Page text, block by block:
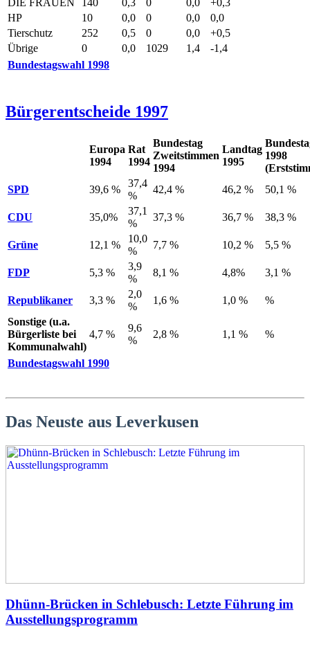
HP
10 0,0 0 0,0
0,0
Tierschutz
252 0,5 0 0,0
+0,5
Übrige
0 0,0 1029 1,4
-1,4
Bundestagswahl 1998
Bürgerentscheide 1997
Europa
1994
Rat
1994
Bundestag
Zweitstimmen
1994
Landtag
1995
1998
SPD
39,6 %
37,4
%
42,4 % 46,2 % 50,1 %
CDU 35,0%
37,1
%
37,3 % 36,7 % 38,3 %
Grüne 12,1 %
10,0
%
7,7 % 10,2 % 5,5 %
FDP 5,3 %
3,9
%
8,1 % 4,8% 3,1 %
Republikaner 3,3 %
2,0
%
1,6 % 1,0 %
%
Sonstige (u.a.
Bürgerliste bei
Kommunalwahl)
4,7 %
9,6
%
2,8 % 1,1 % %
Bundestagswahl 1990
Das Neuste aus Leverkusen
Dhünn-Brücken in Schlebusch: Letzte Führung im
Ausstellungsprogramm